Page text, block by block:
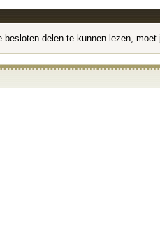
delen te kunnen lezen, moet